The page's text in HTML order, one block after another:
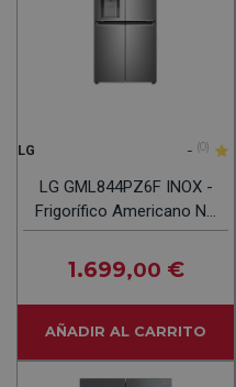
LG - (0)
LG GML844PZ6F INOX -
Frigorífico Americano No
Frost
1.699,00 €
AÑADIR AL CARRITO